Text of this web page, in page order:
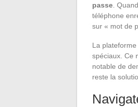
passe .
téléphone
sur « mot de
La
spéciaux. Ce
notable de
reste la